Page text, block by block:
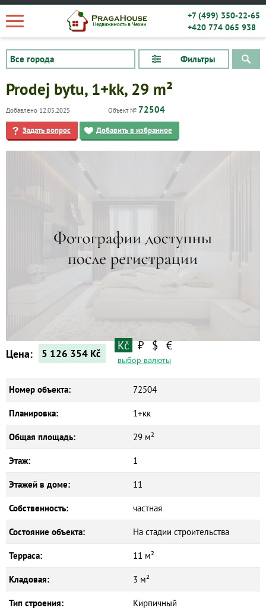
+7 (499) 350-22-65
+420 774 065 938
Фильтры
Prodej bytu, 1+kk, 29 m²
Добавлено 12.05.2025 Объект № 72504
Задать вопрос Добавить в избранное
Цена: 5 126 354 Kč
Kč ₽ $ €
выбор валюты
Номер объекта: 72504
Планировка: 1+кк
Общая площадь: 29 м²
Этаж: 1
Этажей в доме: 11
Собственность: частная
Состояние объекта: На стадии строительства
Терраса: 11 м²
Кладовая: 3 м²
Тип строения: Кирпичный